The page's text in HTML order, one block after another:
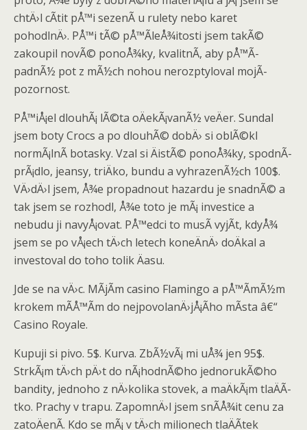
chtÄ›l cÃ­tit pÅ™i sezenÃ­ u rulety nebo karet
pohodlnÄ›. PÅ™i tÃ© pÅ™Ã­leÅ¾itosti jsem takÃ©
zakoupil novÃ© ponoÅ¾ky, kvalitnÃ­, aby pÅ™Ã­
padnÃ½ pot z mÃ½ch nohou nerozptyloval mojÃ­
pozornost.
PÅ™iÅ¡el dlouhÃ¡ lÃ©ta oÄekÃ¡vanÃ½ veÄer. Sundal
jsem boty Crocs a po dlouhÃ© dobÄ› si oblÃ©kl
normÃ¡lnÃ­ botasky. Vzal si ÄistÃ© ponoÅ¾ky, spodnÃ­
prÃ¡dlo, jeansy, triÄko, bundu a vyhrazenÃ½ch 100$.
VÄ›dÄ›l jsem, Å¾e propadnout hazardu je snadnÃ© a
tak jsem se rozhodl, Å¾e toto je mÃ¡ investice a
nebudu ji navyÅ¡ovat. PÅ™edci to musÃ­ vyjÃ­t, kdyÅ¾
jsem se po vÅ¡ech tÄ›ch letech koneÄnÄ› doÄkal a
investoval do toho tolik Äasu.
Jde se na vÄ›c. MÃ­jÃ­m casino Flamingo a pÅ™Ã­mÃ½m
krokem mÃ­Å™Ã­m do nejpovolanÄ›jÅ¡Ã­ho mÃ­sta â€“
Casino Royale.
Kupuji si pivo. 5$. Kurva. ZbÃ½vÃ¡ mi uÅ¾ jen 95$.
StrkÃ¡m tÄ›ch pÄ›t do nÃ¡hodnÃ©ho jednorukÃ©ho
bandity, jednoho z nÄ›kolika stovek, a maÄkÃ¡m tlaÄÃ­
tko. Prachy v trapu. ZapomnÄ›l jsem snÃ­Å¾it cenu za
zatoÄenÃ­. Kdo se mÃ¡ v tÄ›ch milionech tlaÄÃ­tek